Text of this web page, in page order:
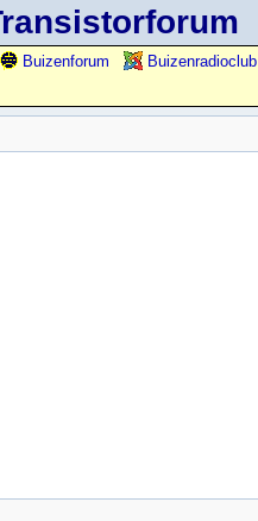
Buizenforum
Buizenradioclub